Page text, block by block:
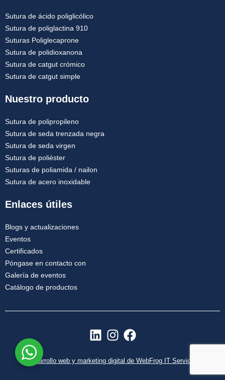
Sutura de ácido poliglicólico
Sutura de poliglactina 910
Suturas Poliglecaprone
Sutura de polidioxanona
Sutura de catgut crómico
Sutura de catgut simple
Nuestro producto
Sutura de polipropileno
Sutura de seda trenzada negra
Sutura de seda virgen
Sutura de poliéster
Suturas de poliamida / nailon
Sutura de acero inoxidable
Enlaces útiles
Blogs y actualizaciones
Eventos
Certificados
Póngase en contacto con
Galería de eventos
Catálogo de productos
L
n
I
s
F
c
Desarrollo web y marketing digital de WebFrog IT Services